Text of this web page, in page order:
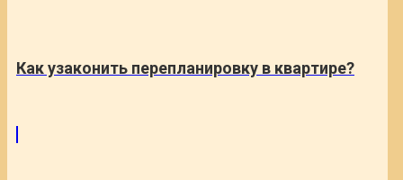
Как узаконить перепланировку в квартире?